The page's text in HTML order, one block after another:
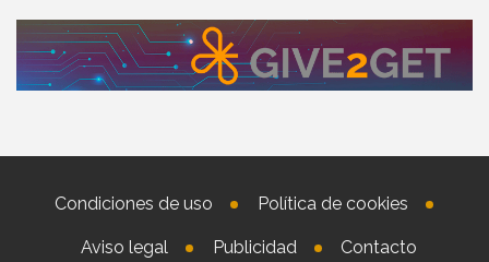
Condiciones de uso Política de cookies
Aviso legal Publicidad Contacto